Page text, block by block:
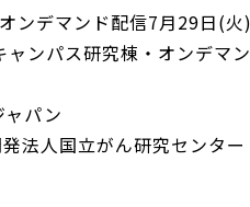
デマンド配信7月29日(火
ンパス研究棟・オンデマ
パン
法人国立がん研究センター